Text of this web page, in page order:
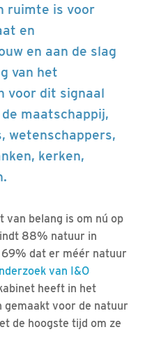
ruimte is voor
en
en aan de slag
van het
voor dit signaal
maatschappij,
wetenschappers,
kerken,
van belang is om nú op
88% natuur in
dat er méér natuur
van I&O
heeft in het
gemaakt voor de natuur
de hoogste tijd om ze